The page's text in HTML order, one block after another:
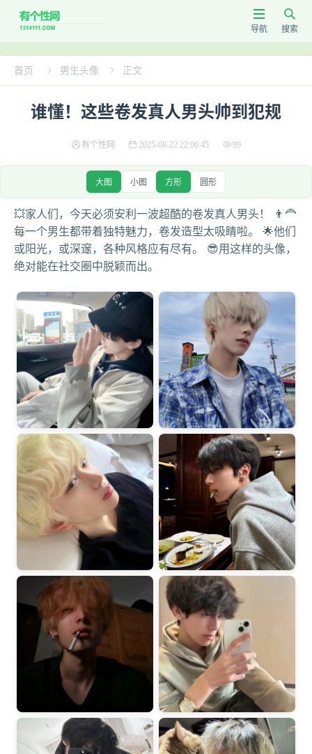

搜索

导航
首页  男生头像  正文
谁懂！这些卷发真人男头帅到犯规
有个性网 2025-08-22 22:06:45 99
大图 小图 方形 圆形
💥家人们，今天必须安利一波超酷的卷发真人男头！ 👨‍🦰
每一个男生都带着独特魅力，卷发造型太吸睛啦。 🌟他们
或阳光，或深邃，各种风格应有尽有。 😎用这样的头像，
绝对能在社交圈中脱颖而出。